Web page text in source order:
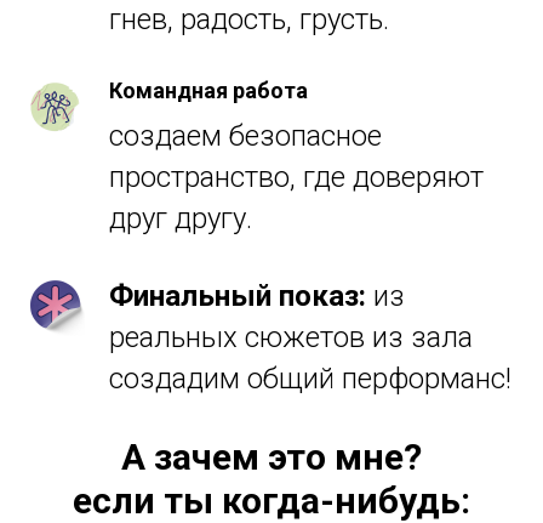
гнев, радость, грусть.
Командная работа
создаем безопасное
пространство, где доверяют
друг другу.
Финальный показ: из
реальных сюжетов из зала
создадим общий перформанс!
А зачем это мне?
если ты когда-нибудь: